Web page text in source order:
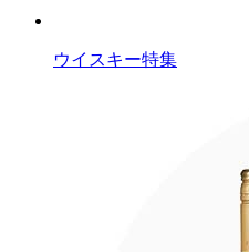
ウイスキー特集